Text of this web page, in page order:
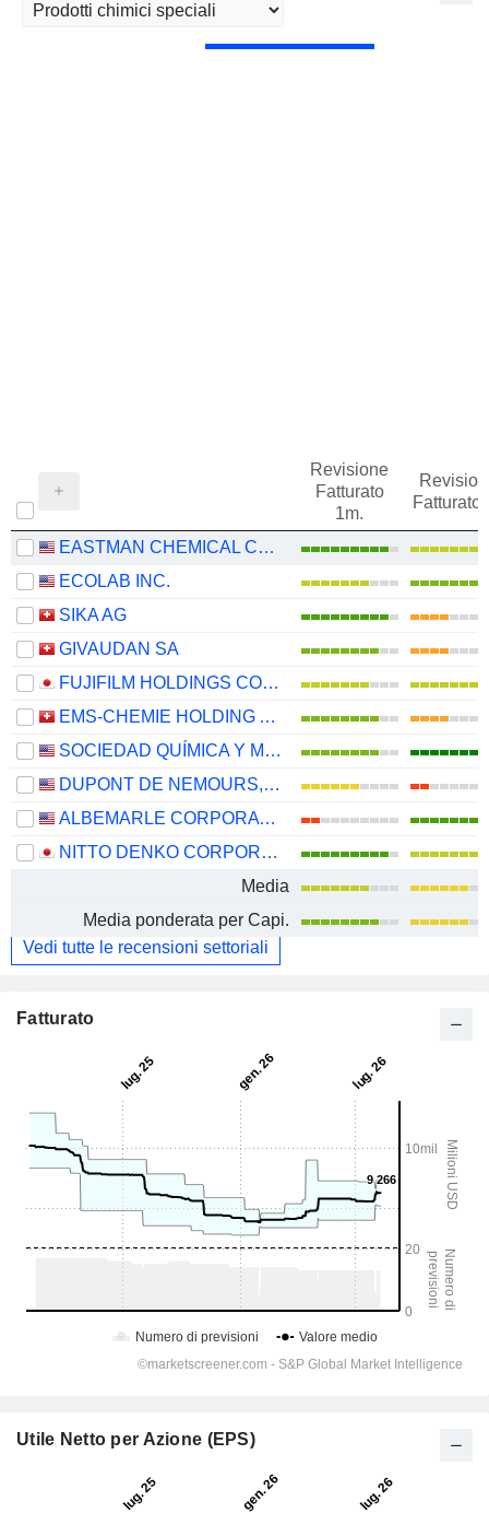
Revisione
Fatturato
1m.
Fatturato
EASTMAN CHEMICAL COMPANY
ECOLAB INC.
SIKA AG
GIVAUDAN SA
FUJIFILM HOLDINGS CORPORATION
EMS-CHEMIE HOLDING AG
SOCIEDAD QUÍMICA Y MINERA DE CHILE S.A.
DUPONT DE NEMOURS, INC.
ALBEMARLE CORPORATION
NITTO DENKO CORPORATION
Media
Media ponderata per Capi.
Vedi tutte le recensioni settoriali
Fatturato
Utile Netto per Azione (EPS)